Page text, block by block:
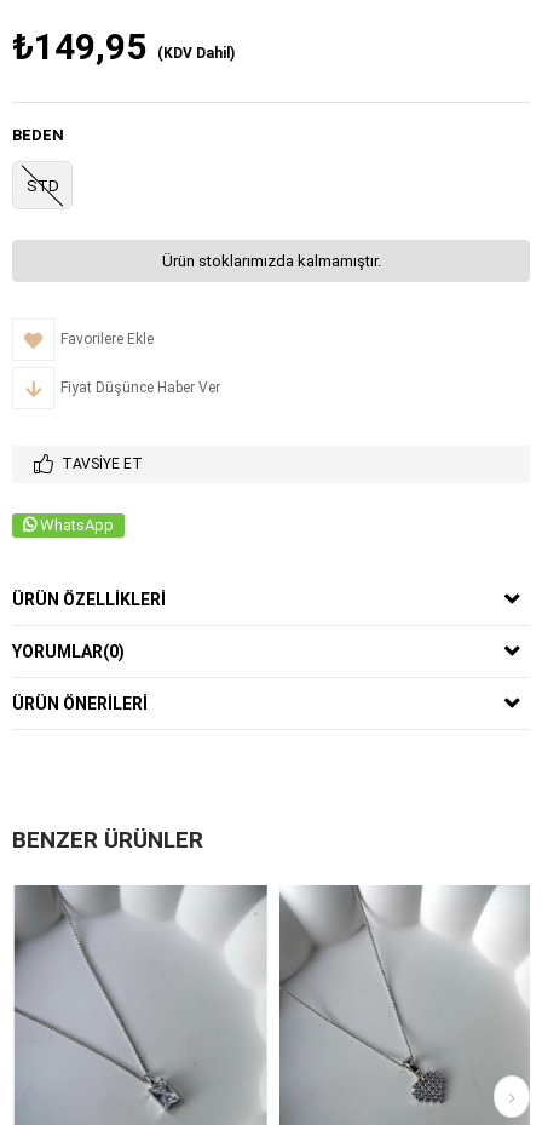
₺149,95 (KDV Dahil)
BEDEN
STD
Ürün stoklarımızda kalmamıştır.
Favorilere Ekle
Fiyat Düşünce Haber Ver
TAVSIYE ET
WhatsApp
ÜRÜN ÖZELLIKLERI
YORUMLAR(0)
ÜRÜN ÖNERILERI
BENZER ÜRÜNLER